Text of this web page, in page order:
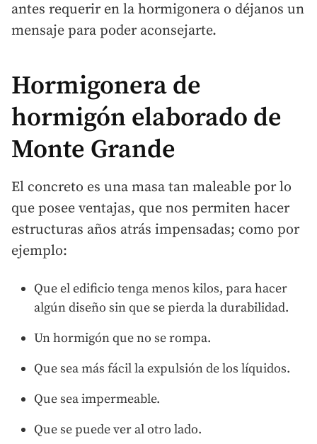
antes requerir en la hormigonera o déjanos un
mensaje para poder aconsejarte.
Hormigonera de
hormigón elaborado de
Monte Grande
El concreto es una masa tan maleable por lo
que posee ventajas, que nos permiten hacer
estructuras años atrás impensadas; como por
ejemplo:
Que el edificio tenga menos kilos, para hacer
algún diseño sin que se pierda la durabilidad.
Un hormigón que no se rompa.
Que sea más fácil la expulsión de los líquidos.
Que sea impermeable.
Que se puede ver al otro lado.